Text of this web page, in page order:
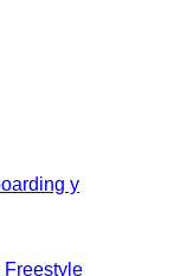
y
Freestyle